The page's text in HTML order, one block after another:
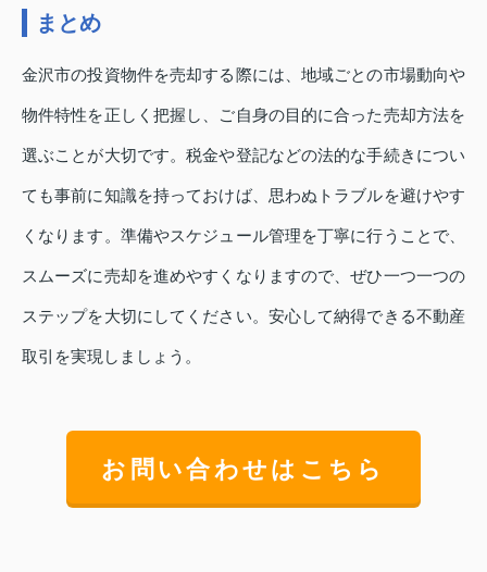
まとめ
金沢市の投資物件を売却する際には、地域ごとの市場動向や
物件特性を正しく把握し、ご自身の目的に合った売却方法を
選ぶことが大切です。税金や登記などの法的な手続きについ
ても事前に知識を持っておけば、思わぬトラブルを避けやす
くなります。準備やスケジュール管理を丁寧に行うことで、
スムーズに売却を進めやすくなりますので、ぜひ一つ一つの
ステップを大切にしてください。安心して納得できる不動産
取引を実現しましょう。
お問い合わせはこちら